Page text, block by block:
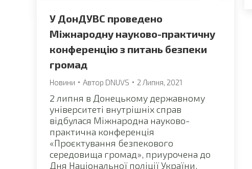
У ДонДУВС проведено
Міжнародну науково-практичну
конференцію з питань безпеки
громад
Новини Автор DNUVS 2 Липня, 2021
2 липня в Донецькому державному
університеті внутрішніх справ
відбулася Міжнародна науково-
практична конференція
«Проєктування безпекового
середовища громад», приурочена до
Дня Національної поліції України.